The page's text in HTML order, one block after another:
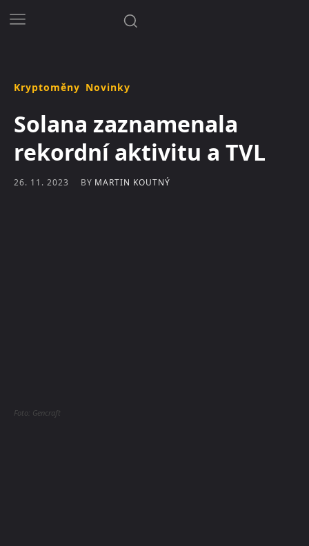
Kryptoměny Novinky
Solana zaznamenala
rekordní aktivitu a TVL
26. 11. 2023 BY MARTIN KOUTNÝ
Foto: Gencraft